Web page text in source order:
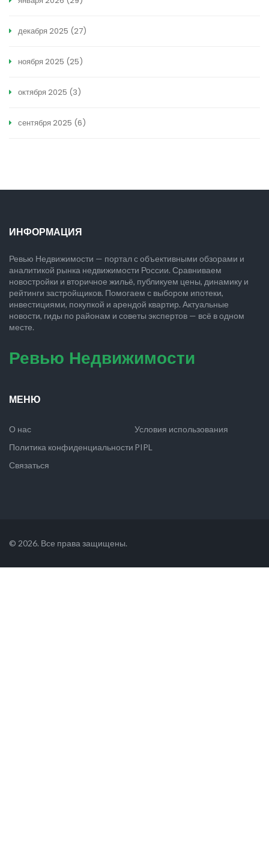
декабря 2025 (27)
ноября 2025 (25)
октября 2025 (3)
сентября 2025 (6)
ИНФОРМАЦИЯ
Ревью Недвижимости — портал с объективными обзорами и
аналитикой рынка недвижимости России. Сравниваем
новостройки и вторичное жильё, публикуем цены, динамику и
рейтинги застройщиков. Помогаем с выбором ипотеки,
инвестициями, покупкой и арендой квартир. Актуальные
новости, гиды по районам и советы экспертов — всё в одном
месте.
Ревью Недвижимости
МЕНЮ
О нас
Условия использования
Политика конфиденциальности PIPL
Связаться
© 2026. Все права защищены.